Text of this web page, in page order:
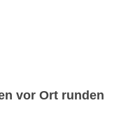
vor Ort runden